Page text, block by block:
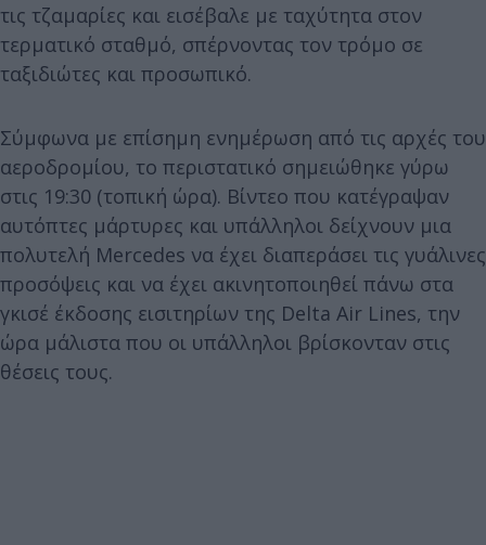
τις τζαμαρίες και εισέβαλε με ταχύτητα στον
τερματικό σταθμό, σπέρνοντας τον τρόμο σε
ταξιδιώτες και προσωπικό.
Σύμφωνα με επίσημη ενημέρωση από τις αρχές του
αεροδρομίου, το περιστατικό σημειώθηκε γύρω
στις 19:30 (τοπική ώρα). Βίντεο που κατέγραψαν
αυτόπτες μάρτυρες και υπάλληλοι δείχνουν μια
πολυτελή Mercedes να έχει διαπεράσει τις γυάλινες
προσόψεις και να έχει ακινητοποιηθεί πάνω στα
γκισέ έκδοσης εισιτηρίων της Delta Air Lines, την
ώρα μάλιστα που οι υπάλληλοι βρίσκονταν στις
θέσεις τους.